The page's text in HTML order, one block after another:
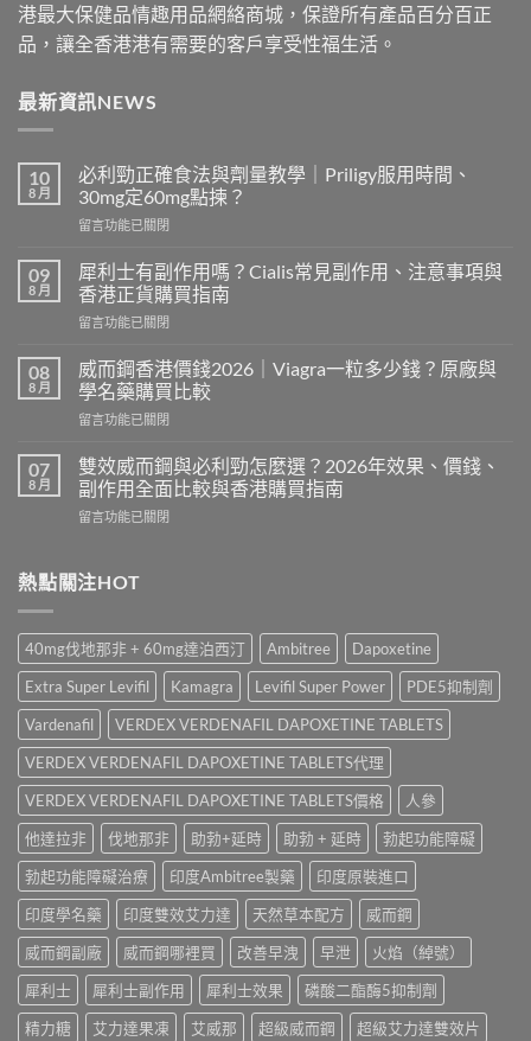
港最大保健品情趣用品網絡商城，保證所有產品百分百正
品，讓全香港港有需要的客戶享受性福生活。
最新資訊NEWS
10
8 月
必利勁正確食法與劑量教學｜Priligy服用時間、
30mg定60mg點揀？
在
利
勁
正
確
法
與
劑
量
學
｜
服
間、
60mg
點
揀？〉
中
留言功能已關閉
09
8 月
犀利士有副作用嗎？Cialis常見副作用、注意事項與
香港正貨購買指南
在
利
士
有
副
用
嗎？
Cialis
常
作
意
事
項
與
香
港
正
貨
購
買
指
南〉
中
留言功能已關閉
08
8 月
威而鋼香港價錢2026｜Viagra一粒多少錢？原廠與
學名藥購買比較
在
而
鋼
香
港
2026
一
粒
少
錢？
原
廠
與
學
名
藥
購
買
比
較〉
中
留言功能已關閉
07
8 月
雙效威而鋼與必利勁怎麼選？2026年效果、價錢、
副作用全面比較與香港購買指南
在
威
而
與
必
利
勁
怎
麼
選？
2026
年
效
果、
價
錢、
副
作
用
全
面
較
留言功能已關閉
熱點關注HOT
40mg伐地那非 + 60mg達泊西汀 Ambitree
Dapoxetine
Extra Super Levifil
Kamagra Levifil Super Power
PDE5抑制劑
Vardenafil
VERDEX VERDENAFIL DAPOXETINE TABLETS
VERDEX VERDENAFIL DAPOXETINE TABLETS代理
VERDEX VERDENAFIL DAPOXETINE TABLETS價格
人參
他達拉非
伐地那非 助勃+延時 助勃 + 延時
勃起功能障礙
勃起功能障礙治療
印度Ambitree製藥
印度原裝進口
印度學名藥
印度雙效艾力達 天然草本配方
威而鋼
威而鋼副廠
威而鋼哪裡買 改善早洩 早泄
火焰（綽號）
犀利士
犀利士副作用 犀利士效果
磷酸二酯酶5抑制劑
精力糖
艾力達果凍 艾威那 超級威而鋼 超級艾力達雙效片